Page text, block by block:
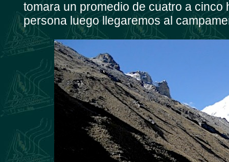
tomara un promedio de cuatro a
persona luego llegaremos al